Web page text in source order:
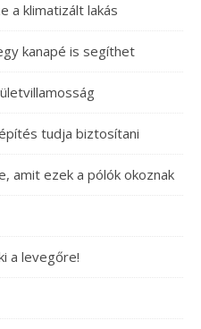
a klimatizált lakás
kanapé is segíthet
tudja biztosítani
amit ezek a pólók okoznak
a levegőre!